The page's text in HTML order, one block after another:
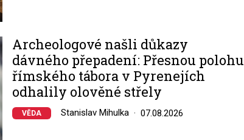
Archeologové našli důkazy
dávného přepadení: Přesnou polohu
římského tábora v Pyrenejích
odhalily olověné střely
VĚDA Stanislav Mihulka 07.08.2026